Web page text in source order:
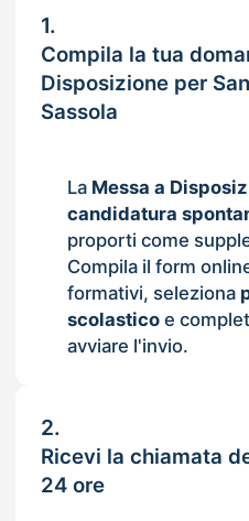
1.
Compila la tua
Disposizione per
Sassola
La Messa a
candidatura
proporti come
Compila il form
formativi, seleziona
scolasticoe
avviare l'invio.
2.
Ricevi la chiamata
24 ore